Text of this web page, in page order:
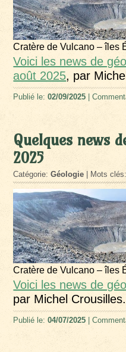
Cratère de Vulcano – îles
Voici les news de
août 2025, par
Publié le:02/09/2025 |
Quelques news
2025
Catégorie:Géologie | Mots clés:
Cratère de Vulcano – îles
Voici les news de
par Michel Crousilles.
Publié le:04/07/2025 |